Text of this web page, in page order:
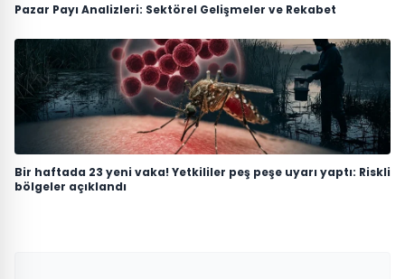
Pazar Payı Analizleri: Sektörel Gelişmeler ve Rekabet
Bir haftada 23 yeni vaka! Yetkililer peş peşe uyarı yaptı: Riskli
bölgeler açıklandı